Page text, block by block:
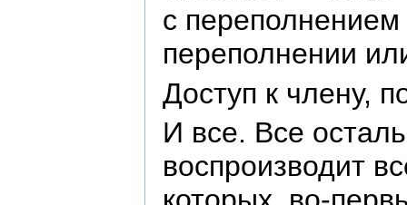
с переполнением
переполнении
Доступ к члену,
И все. Все
воспроизводит